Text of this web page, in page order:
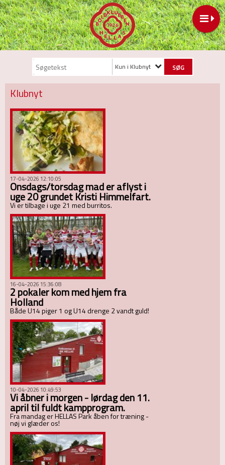
Kun i Klubnyt
Klubnyt
17-04-2026 12:10:05
Onsdags/torsdag mad er aflyst i
uge 20 grundet Kristi Himmelfart.
Vi er tilbage i uge 21 med burritos.
16-04-2026 15:36:08
2 pokaler kom med hjem fra
Holland
Både U14 piger 1 og U14 drenge 2 vandt guld!
10-04-2026 10:49:53
Vi åbner i morgen - lørdag den 11.
april til fuldt kampprogram.
Fra mandag er HELLAS Park åben for træning -
nøj vi glæder os!